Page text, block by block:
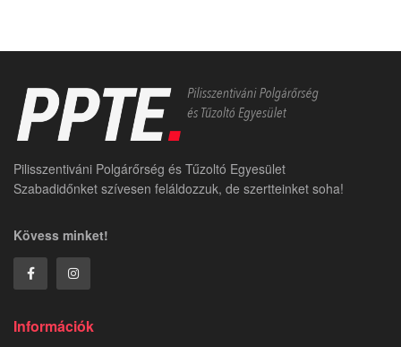
Pilisszentiváni Polgárőrség és Tűzoltó Egyesület
Szabadidőnket szívesen feláldozzuk, de szertteinket soha!
Kövess minket!
Információk